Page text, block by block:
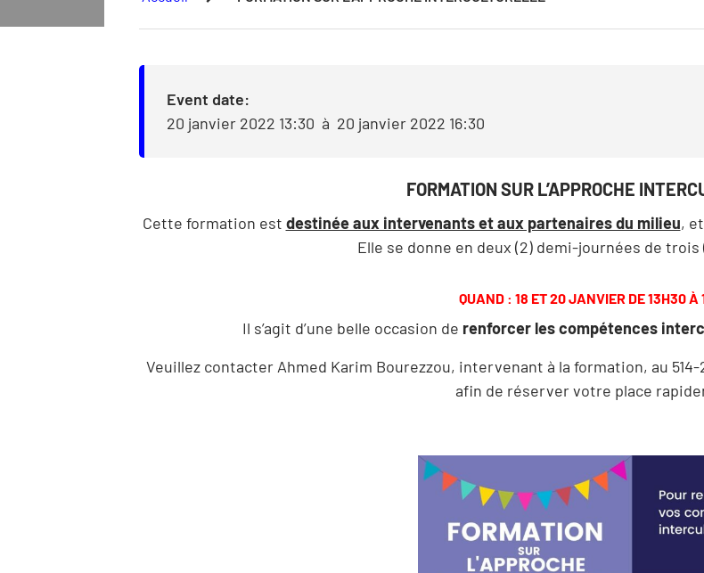
Event date:
20 janvier 2022 13:30 à 20 janvier 2022 16:30
FORMATION SUR L’APPROCHE
Cette formation est destinée aux intervenants et aux partenaires du milieu,
Elle se donne en deux (2) demi-journées de trois
QUAND : 18 ET 20 JANVIER DE 13H30 À
Il s’agit d’une belle occasion de renforcer les compétences
Veuillez contacter Ahmed Karim Bourezzou, intervenant à la formation, au
afin de réserver votre place